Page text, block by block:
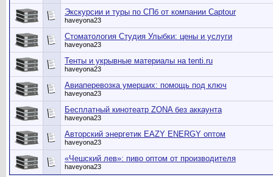
Экскурсии и туры по СПб от компании Captour
haveyona23
Стоматология Студия Улыбки: цены и услуги
haveyona23
Тенты и укрывные материалы на tenti.ru
haveyona23
Авиаперевозка умерших: помощь под ключ
haveyona23
Бесплатный кинотеатр ZONA без аккаунта
haveyona23
Авторский энергетик EAZY ENERGY оптом
haveyona23
«Чешский лев»: пиво оптом от производителя
haveyona23